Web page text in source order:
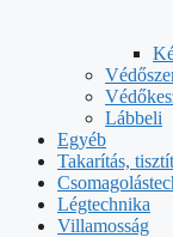
Lábbeli
Egyéb
Takarítás,
Légtechnika
Villamosság